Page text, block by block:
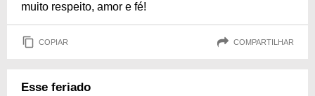
muito respeito, amor e fé!
COPIAR COMPARTILHAR
Esse feriado